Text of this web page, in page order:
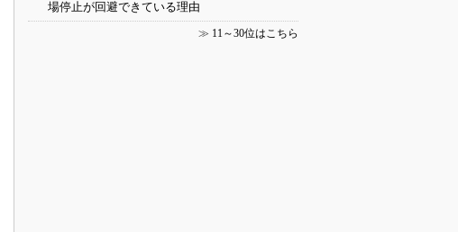
場停止が回避できている理由
≫ 11～30位はこちら